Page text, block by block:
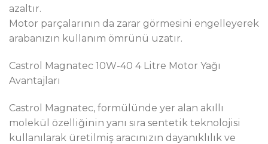
azaltır.
Motor parçalarının da zarar görmesini engelleyerek
arabanızın kullanım ömrünü uzatır.
Castrol Magnatec 10W-40 4 Litre Motor Yağı
Avantajları
Castrol Magnatec, formülünde yer alan akıllı
molekül özelliğinin yanı sıra sentetik teknolojisi
kullanılarak üretilmiş aracınızın dayanıklılık ve